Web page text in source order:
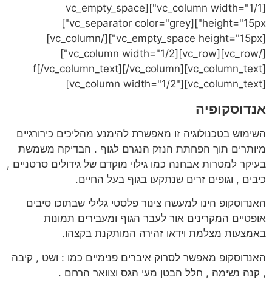
[vc_column width="1/1"][vc_empty_space
height="15px"][vc_separator color="grey"]
[vc_empty_space height="15px"][/vc_column]
[/vc_row][vc_row][vc_column width="1/2"]
[vc_column_text]f[/vc_column_text][/vc_column]
[vc_column width="1/2"][vc_column_text]
אנדוסקופיה
השימוש בטכנולוגיה זו מאפשרת להימנע מהליכים כירורגיים
מיותרים תוך הפחתת הנזק הנגרם לגוף . הבדיקה משמשת
בעיקר למטרות אבחנה כמו גילוי מוקדם של גידולים סרטניים ,
כיבים , וגופים זרים שנתקעו בגוף בעל החיים.
האנדוסקופ הינו למעשה צינור פלסטי גלילי שבתוכו סיבים
אופטיים המקרינים אור לעבר הגוף ומעבירים תמונות
באמצעות מצלמת וידאו זהירה המותקנת בקצהו.
האנדוסקופ מאפשר לסרוק איברים פנימיים כמו : ושט , קיבה
, קנה נשימה , חלל הבטן מעי הגס וצוואר הרחם .